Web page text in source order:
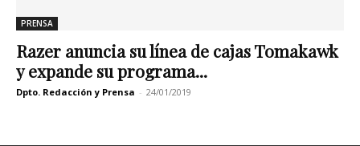
PRENSA
Razer anuncia su línea de cajas Tomakawk
y expande su programa...
Dpto. Redacción y Prensa - 24/01/2019